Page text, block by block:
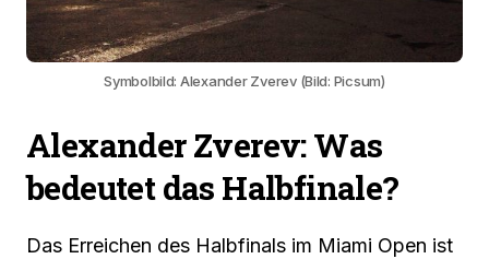
Symbolbild: Alexander Zverev (Bild: Picsum)
Alexander Zverev: Was
bedeutet das Halbfinale?
Das Erreichen des Halbfinals im Miami Open ist